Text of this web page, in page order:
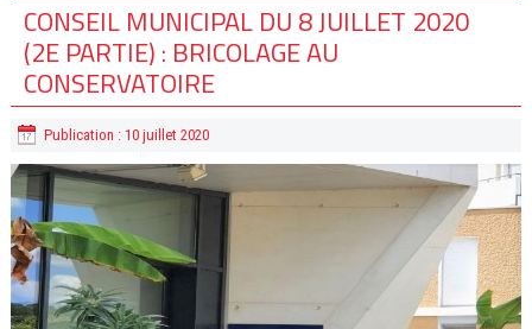
CONSEIL MUNICIPAL DU 8 JUILLET 2020
(2E PARTIE) : BRICOLAGE AU
CONSERVATOIRE
Publication : 10 juillet 2020